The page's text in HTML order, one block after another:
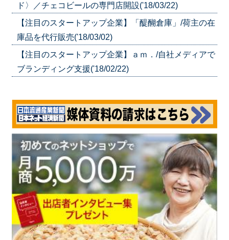
ド〉／チェコビールの専門店開設('18/03/22)
【注目のスタートアップ企業】「醍醐倉庫」/荷主の在
庫品を代行販売('18/03/02)
【注目のスタートアップ企業】ａｍ．/自社メディアで
ブランディング支援('18/02/22)